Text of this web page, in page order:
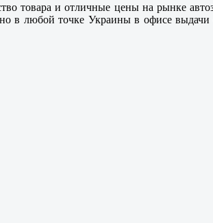
товара и отличные цены на рынке
в любой точке Украины в офисе